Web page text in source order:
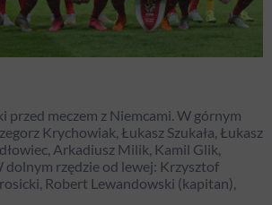
przed meczem z Niemcami. W górnym
Krychowiak, Łukasz Szukała, Łukasz
Arkadiusz Milik, Kamil Glik,
dolnym rzędzie od lewej: Krzysztof
Robert Lewandowski (kapitan),